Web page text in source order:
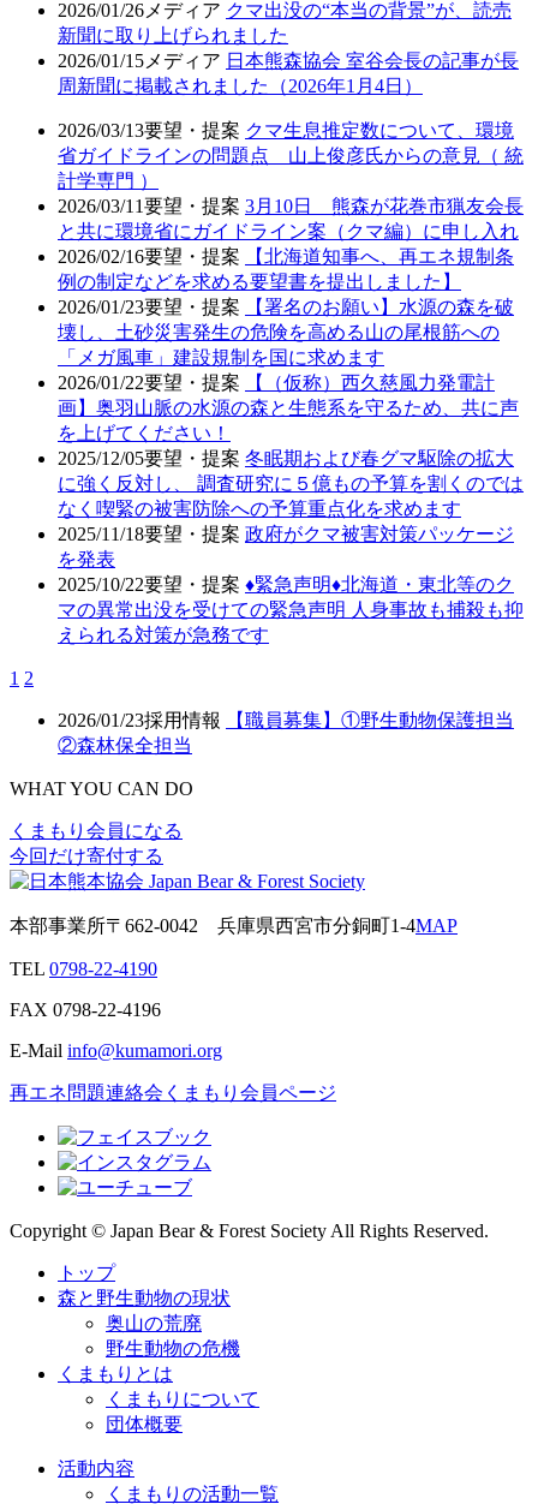
2026/01/26 メディア クマ出没の“本当の背景”が、読売
新聞に取り上げられました
2026/01/15 メディア 日本熊森協会 室谷会長の記事が長
周新聞に掲載されました（2026年1月4日）
2026/03/13要望・提案 クマ生息推定数について、環境
省ガイドラインの問題点 山上俊彦氏からの意見（ 統
計学専門 ）
2026/03/11要望・提案 3月10日 熊森が花巻市猟友会長
と共に環境省にガイドライン案（クマ編）に申し入れ
2026/02/16要望・提案
【北海道知事へ、再エネ規制条
例の制定などを求める要望書を提出しました】
2026/01/23要望・提案
【署名のお願い】水源の森を破
壊し、土砂災害発生の危険を高める山の尾根筋への
「メガ風車」建設規制を国に求めます
2026/01/22要望・提案
【（仮称）西久慈風力発電計
画】奥羽山脈の水源の森と生態系を守るため、共に声
を上げてください！
2025/12/05要望・提案 冬眠期および春グマ駆除の拡大
に強く反対し、 調査研究に５億もの予算を割くのでは
なく喫緊の被害防除への予算重点化を求めます
2025/11/18要望・提案 政府がクマ被害対策パッケージ
を発表
2025/10/22要望・提案 ♦️緊急声明♦️北海道・東北等のク
マの異常出没を受けての緊急声明 人身事故も捕殺も抑
えられる対策が急務です
1 2
2026/01/23採用情報
【職員募集】①野生動物保護担当
②森林保全担当
WHAT YOU CAN DO
くまもり会員になる
今回だけ寄付する
本部事業所〒662-0042 兵庫県西宮市分銅町1-4MAP
TEL 0798-22-4190
FAX 0798-22-4196
E-Mail info@kumamori.org
再エネ問題連絡会 くまもり会員ページ
Copyright © Japan Bear & Forest Society All Rights Reserved.
トップ
森と野生動物の現状
奥山の荒廃
野生動物の危機
くまもりとは
くまもりについて
団体概要
活動内容
くまもりの活動一覧